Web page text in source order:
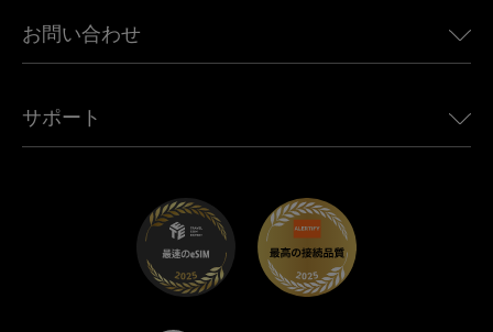
アフリカ向けeSIM
すべての目的地を見る
Jeep向けUbigi
Mini向けUbigi
Maserati向けUbigi
Ubigi関連プレス
Ubigiアプリ
お問い合わせ
アフェリエイトプログラム
サポート
トラブルシューティング
ヘルプセンター
お問い合わせ先